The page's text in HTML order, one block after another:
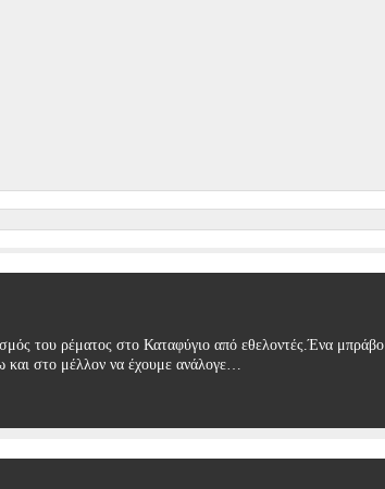
του ρέματος στο Καταφύγιο από εθελοντές.Ένα μπράβο
και στο μέλλον να έχουμε ανάλογε…